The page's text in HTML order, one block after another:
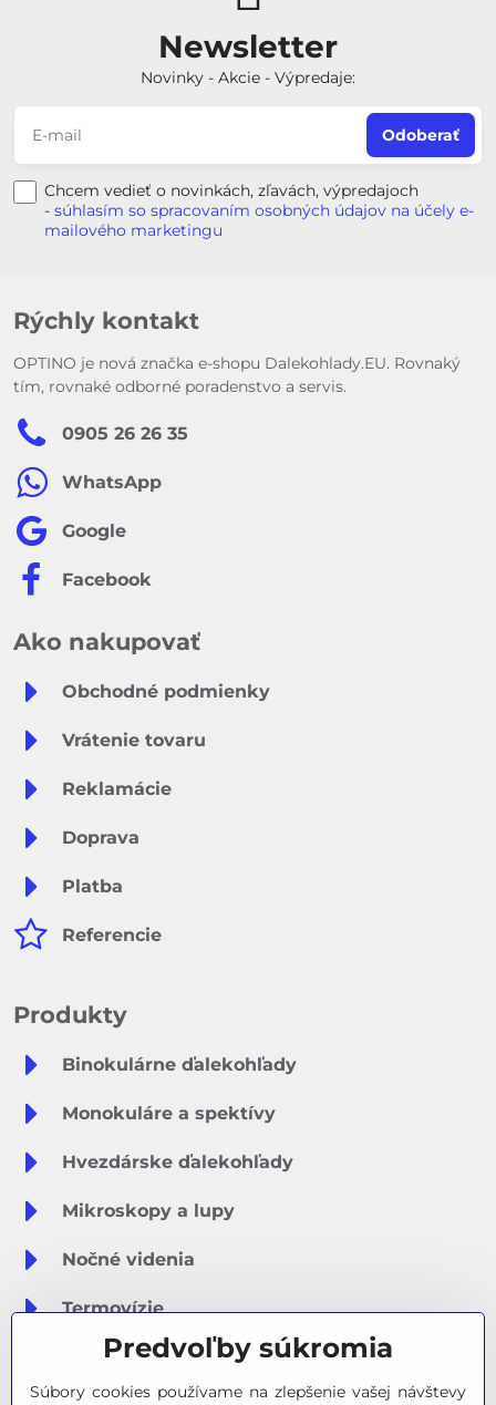
Newsletter
Novinky - Akcie - Výpredaje:
Odoberať
Chcem vedieť o novinkách, zľavách, výpredajoch
- súhlasím so spracovaním osobných údajov na účely e-
mailového marketingu
Rýchly kontakt
OPTINO je nová značka e-shopu Dalekohlady.EU. Rovnaký
tím, rovnaké odborné poradenstvo a servis.
0905 26 26 35
WhatsApp
Google
Facebook
Ako nakupovať
Obchodné podmienky
Vrátenie tovaru
Reklamácie
Doprava
Platba
Referencie
Produkty
Binokulárne ďalekohľady
Monokuláre a spektívy
Hvezdárske ďalekohľady
Mikroskopy a lupy
Nočné videnia
Termovízie
Meteostanice
Predvoľby súkromia
Súbory cookies používame na zlepšenie vašej návštevy